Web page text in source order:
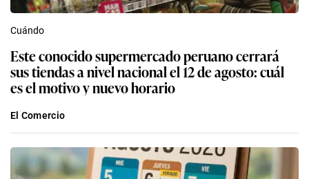
Cuándo
Este conocido supermercado peruano cerrará
sus tiendas a nivel nacional el 12 de agosto: cuál
es el motivo y nuevo horario
El Comercio